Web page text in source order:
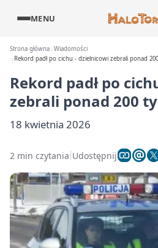
MENU
Strona główna Wiadomości
Rekord padł po cichu - dzielnicowi zebrali ponad
Rekord padł po
zebrali ponad 200
18 kwietnia 2026
2 min czytania Udostępnij